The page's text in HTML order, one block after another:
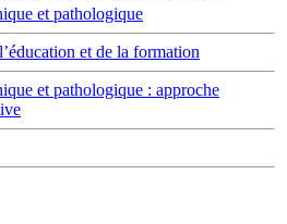
et pathologique
et de la formation
et pathologique : approche